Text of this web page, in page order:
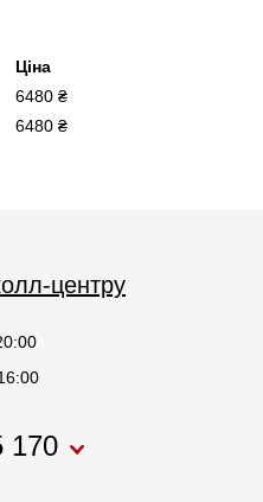
Ціна
6480 ₴
6480 ₴
центру
170